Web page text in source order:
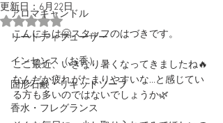
アロマキャンドル
リードディフューザー
インセンス（お香）
固形石鹸・リキッドソープ
香水・フレグランス
更新日： 6月22日
5つ星のうちNaNと評価されています。
こんにちは🤗スタッフのはづきです。
ここ最近、いきなり暑くなってきましたね🔥
なんだか疲れがたまりやすいな…と感じてい
る方も多いのではないでしょうか🌿